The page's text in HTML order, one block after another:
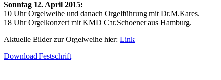
Sonntag 12. April 2015:
10 Uhr Orgelweihe und danach Orgelführung mit Dr.M.Kares.
18 Uhr Orgelkonzert mit KMD Chr.Schoener aus Hamburg.
Aktuelle Bilder zur Orgelweihe hier: Link
Download Festschrift